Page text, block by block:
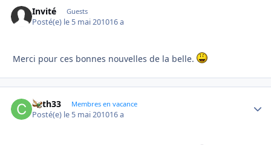
Invité Guests
Posté(e) le 5 mai 201016 a
Merci pour ces bonnes nouvelles de la belle.
Cath33 Membres en vacance
Posté(e) le 5 mai 201016 a